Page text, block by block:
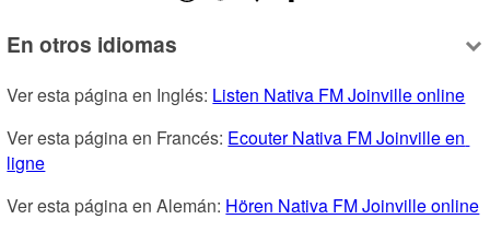
En otros idiomas
Ver esta página en Inglés: Listen Nativa FM Joinville online
Ver esta página en Francés: Ecouter Nativa FM Joinville en
ligne
Ver esta página en Alemán: Hören Nativa FM Joinville online